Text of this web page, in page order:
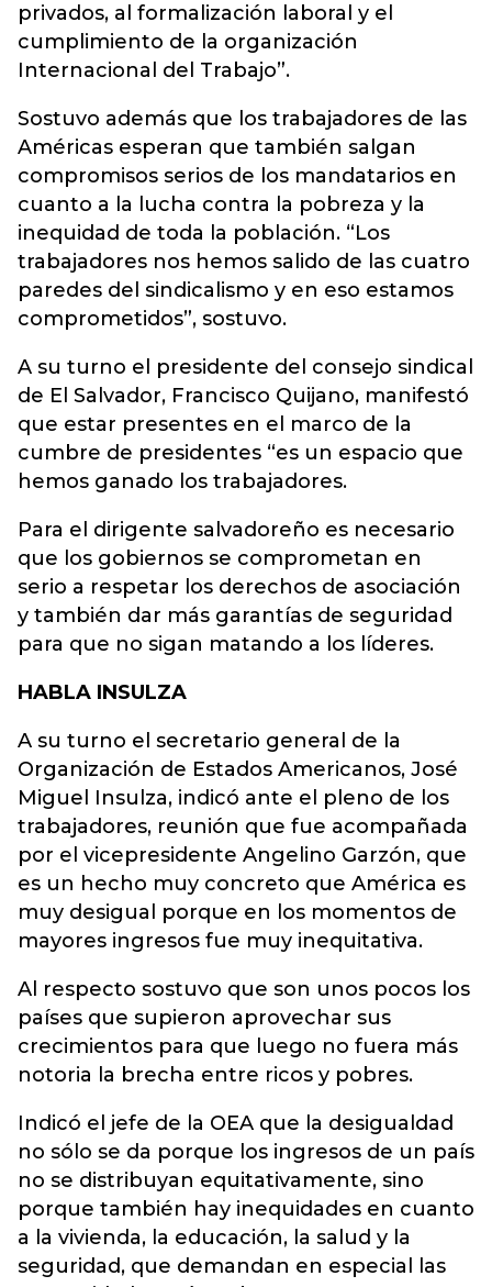
privados, al formalización laboral y el
cumplimiento de la organización
Internacional del Trabajo”.
Sostuvo además que los trabajadores de las
Américas esperan que también salgan
compromisos serios de los mandatarios en
cuanto a la lucha contra la pobreza y la
inequidad de toda la población. “Los
trabajadores nos hemos salido de las cuatro
paredes del sindicalismo y en eso estamos
comprometidos”, sostuvo.
A su turno el presidente del consejo sindical
de El Salvador, Francisco Quijano, manifestó
que estar presentes en el marco de la
cumbre de presidentes “es un espacio que
hemos ganado los trabajadores.
Para el dirigente salvadoreño es necesario
que los gobiernos se comprometan en
serio a respetar los derechos de asociación
y también dar más garantías de seguridad
para que no sigan matando a los líderes.
HABLA INSULZA
A su turno el secretario general de la
Organización de Estados Americanos, José
Miguel Insulza, indicó ante el pleno de los
trabajadores, reunión que fue acompañada
por el vicepresidente Angelino Garzón, que
es un hecho muy concreto que América es
muy desigual porque en los momentos de
mayores ingresos fue muy inequitativa.
Al respecto sostuvo que son unos pocos los
países que supieron aprovechar sus
crecimientos para que luego no fuera más
notoria la brecha entre ricos y pobres.
Indicó el jefe de la OEA que la desigualdad
no sólo se da porque los ingresos de un país
no se distribuyan equitativamente, sino
porque también hay inequidades en cuanto
a la vivienda, la educación, la salud y la
seguridad, que demandan en especial las